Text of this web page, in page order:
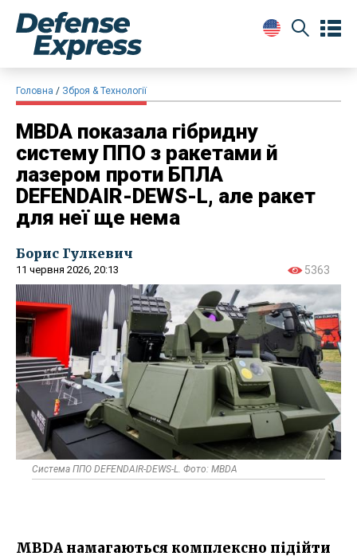
Головна Зброя & Технології
MBDA показала гібридну
систему ППО з ракетами й
лазером проти БПЛА
DEFENDAIR-DEWS-L, але ракет
для неї ще нема
Борис Гулкевич
11 червня 2026, 20:13 5363
Система ППО DEFENDAIR-DEWS-L. Фото: MBDA
MBDA намагаються комплексно підійти